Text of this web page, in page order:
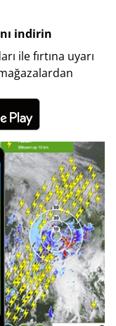
indirin
ile fırtına uyarı